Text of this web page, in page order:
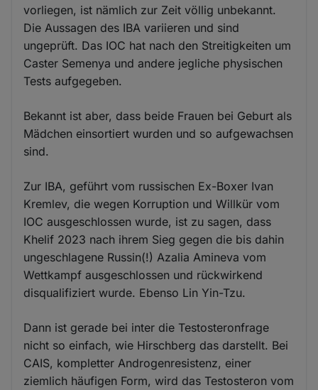
vorliegen, ist nämlich zur Zeit völlig unbekannt.
Die Aussagen des IBA variieren und sind
ungeprüft. Das IOC hat nach den Streitigkeiten um
Caster Semenya und andere jegliche physischen
Tests aufgegeben.
Bekannt ist aber, dass beide Frauen bei Geburt als
Mädchen einsortiert wurden und so aufgewachsen
sind.
Zur IBA, geführt vom russischen Ex-Boxer Ivan
Kremlev, die wegen Korruption und Willkür vom
IOC ausgeschlossen wurde, ist zu sagen, dass
Khelif 2023 nach ihrem Sieg gegen die bis dahin
ungeschlagene Russin(!) Azalia Amineva vom
Wettkampf ausgeschlossen und rückwirkend
disqualifiziert wurde. Ebenso Lin Yin-Tzu.
Dann ist gerade bei inter die Testosteronfrage
nicht so einfach, wie Hirschberg das darstellt. Bei
CAIS, kompletter Androgenresistenz, einer
ziemlich häufigen Form, wird das Testosteron vom